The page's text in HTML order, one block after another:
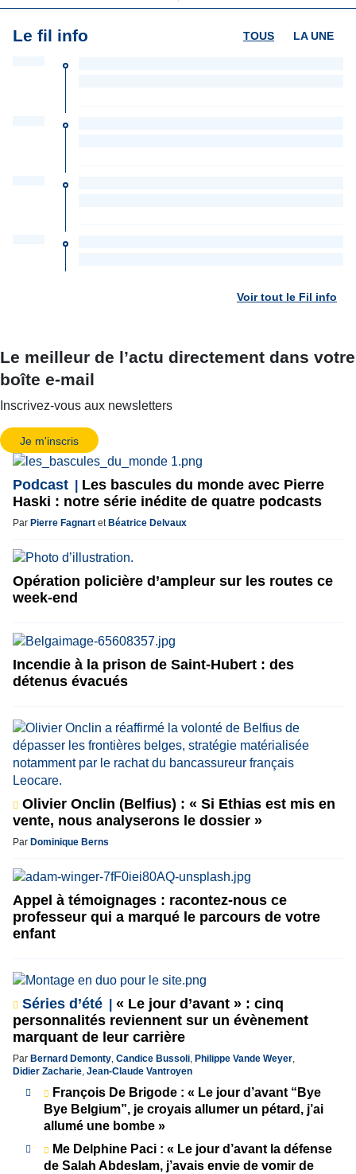
Le fil info LA UNE
TOUS
Voir tout le Fil info
Le meilleur de l’actu directement dans votre
boîte e-mail
Inscrivez-vous aux newsletters
Je m'inscris
Podcast
Les bascules du monde avec Pierre
Haski : notre série inédite de quatre podcasts
Par Pierre Fagnart et Béatrice Delvaux
Opération policière d’ampleur sur les routes ce
week-end
Incendie à la prison de Saint-Hubert : des
détenus évacués
Olivier Onclin (Belfius) : « Si Ethias est mis en
vente, nous analyserons le dossier »
Par Dominique Berns
Appel à témoignages : racontez-nous ce
professeur qui a marqué le parcours de votre
enfant
Séries d’été
« Le jour d’avant » : cinq
personnalités reviennent sur un évènement
marquant de leur carrière
Par Bernard Demonty, Candice Bussoli, Philippe Vande Weyer,
Didier Zacharie, Jean-Claude Vantroyen
François De Brigode : « Le jour d’avant “Bye
Bye Belgium”, je croyais allumer un pétard, j’ai
allumé une bombe »
Me Delphine Paci : « Le jour d’avant la défense
de Salah Abdeslam, j’avais envie de vomir de